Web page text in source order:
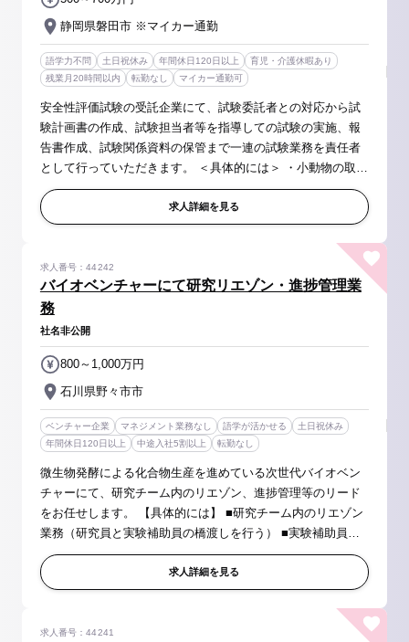
静岡県磐田市 ※マイカー通勤
語学力不問 土日祝休み 年間休日120日以上
育児・介護休暇あり
残業月20時間以内
転勤なし マイカー通勤可
安全性評価試験の受託企業にて、試験委託者との対応から試
験計画書の作成、試験担当者等を指導しての試験の実施、報
告書作成、試験関係資料の保管まで一連の試験業務を責任者
として行っていただきます。 ＜具体的には＞ ・小動物の取扱
い（投与、採血、測定、検査など） ・試験計画書、報告書は
英文での作成も含む...
求人詳細を見る
バイオベンチャーにて研究リエゾン・進捗管理業
務
求人番号：44242
社名非公開
石川県野々市市
800～1,000万円
ベンチャー企業 マネジメント業務なし 語学が活かせる
土日祝休み
年間休日120日以上
中途入社5割以上 転勤なし
微生物発酵による化合物生産を進めている次世代バイオベン
チャーにて、研究チーム内のリエゾン、進捗管理等のリード
をお任せします。 【具体的には】 ■研究チーム内のリエゾン
業務（研究員と実験補助員の橋渡しを行う） ■実験補助員へ
の実験指導 ■研究開発テーマの整理、詳細内容の理解、進捗
管理や技術課題のモニ...求人詳細を見る
求人番号：44241